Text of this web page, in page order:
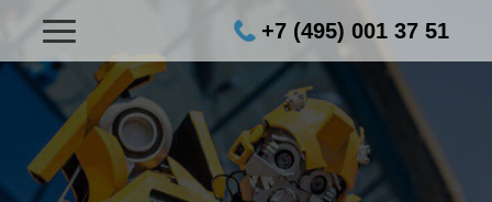
+7 (495) 001 37 51